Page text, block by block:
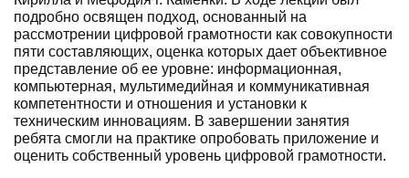
подробно освящен подход, основанный на
рассмотрении цифровой грамотности как совокупности
пяти составляющих, оценка которых дает объективное
представление об ее уровне: информационная,
компьютерная, мультимедийная и коммуникативная
компетентности и отношения и установки к
техническим инновациям. В завершении занятия
ребята смогли на практике опробовать приложение и
оценить собственный уровень цифровой грамотности.